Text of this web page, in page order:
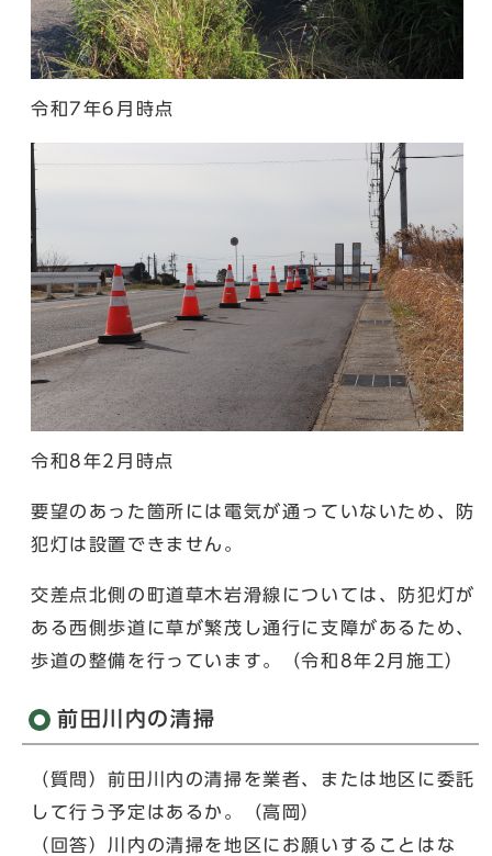
令和7年6月時点
令和8年2月時点
要望のあった箇所には電気が通っていないため、防
犯灯は設置できません。
交差点北側の町道草木岩滑線については、防犯灯が
ある西側歩道に草が繁茂し通行に支障があるため、
歩道の整備を行っています。（令和8年2月施工）
前田川内の清掃
（質問）前田川内の清掃を業者、または地区に委託
して行う予定はあるか。（高岡）
（回答）川内の清掃を地区にお願いすることはな